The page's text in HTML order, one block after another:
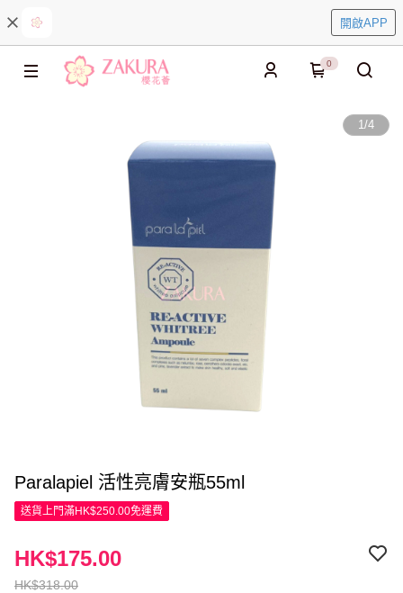
開啟APP
0
1/4
Paralapiel 活性亮膚安瓶55ml
送貨上門滿HK$250.00免運費
HK$318.00
HK$175.00